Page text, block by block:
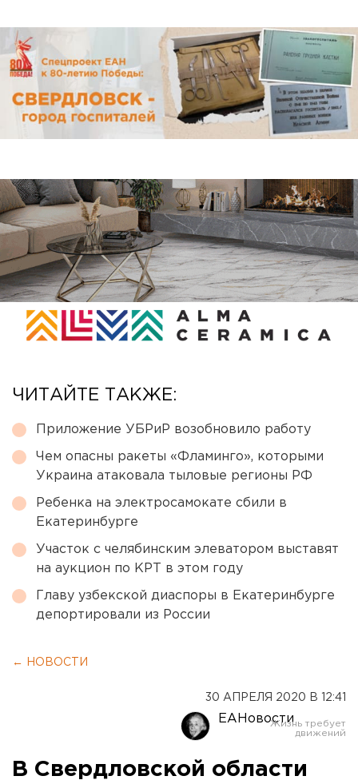
ЧИТАЙТЕ ТАКЖЕ:
Приложение УБРиР возобновило работу
Чем опасны ракеты «Фламинго», которыми
Украина атаковала тыловые регионы РФ
Ребенка на электросамокате сбили в
Екатеринбурге
Участок с челябинским элеватором выставят
на аукцион по КРТ в этом году
Главу узбекской диаспоры в Екатеринбурге
депортировали из России
← НОВОСТИ
30 АПРЕЛЯ 2020 В 12:41
ЕАНовости
В Свердловской области